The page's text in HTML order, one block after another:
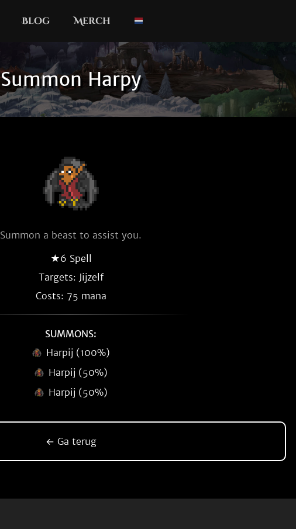
Blog Merch
Summon Harpy
Summon a beast to assist you.
★6 Spell
Targets: Jijzelf
Costs: 75 mana
SUMMONS:
Harpij (100%)
Harpij (50%)
Harpij (50%)
← Ga terug